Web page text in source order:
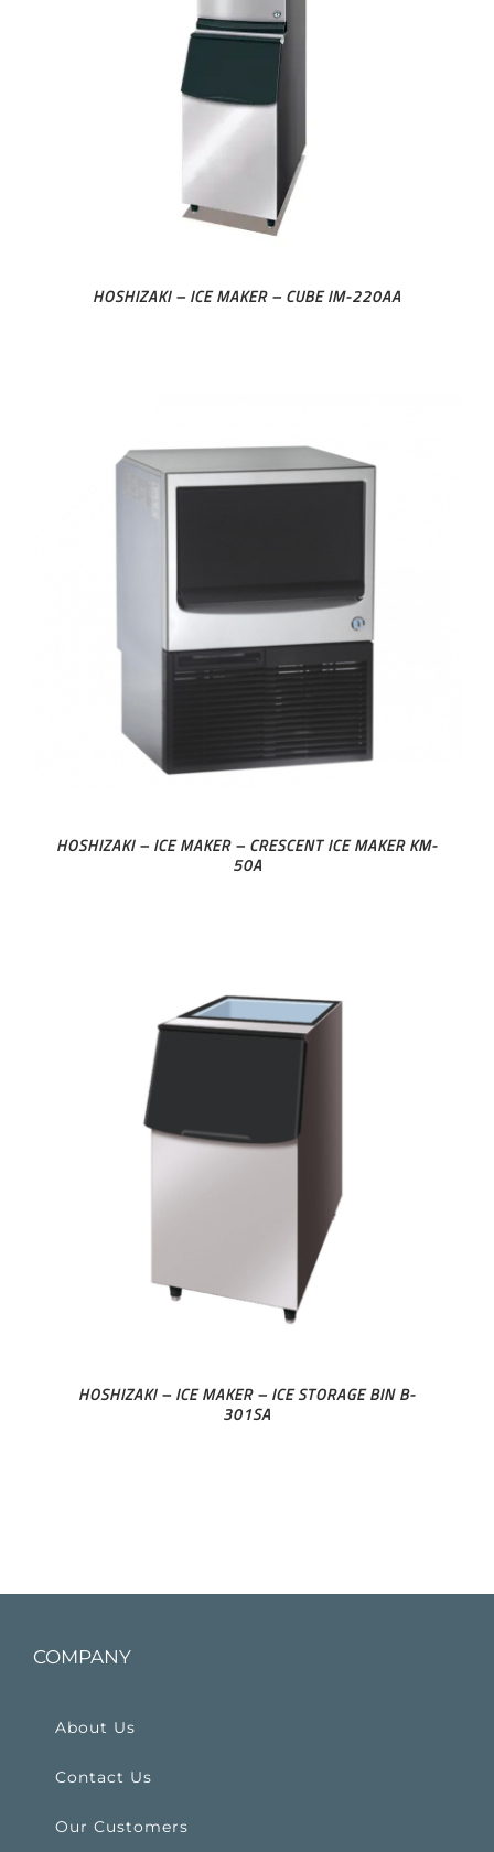
HOSHIZAKI – ICE MAKER – CUBE IM-220AA
HOSHIZAKI – ICE MAKER – CRESCENT ICE MAKER KM-
50A
HOSHIZAKI – ICE MAKER – ICE STORAGE BIN B-
301SA
COMPANY
About Us
Contact Us
Our Customers